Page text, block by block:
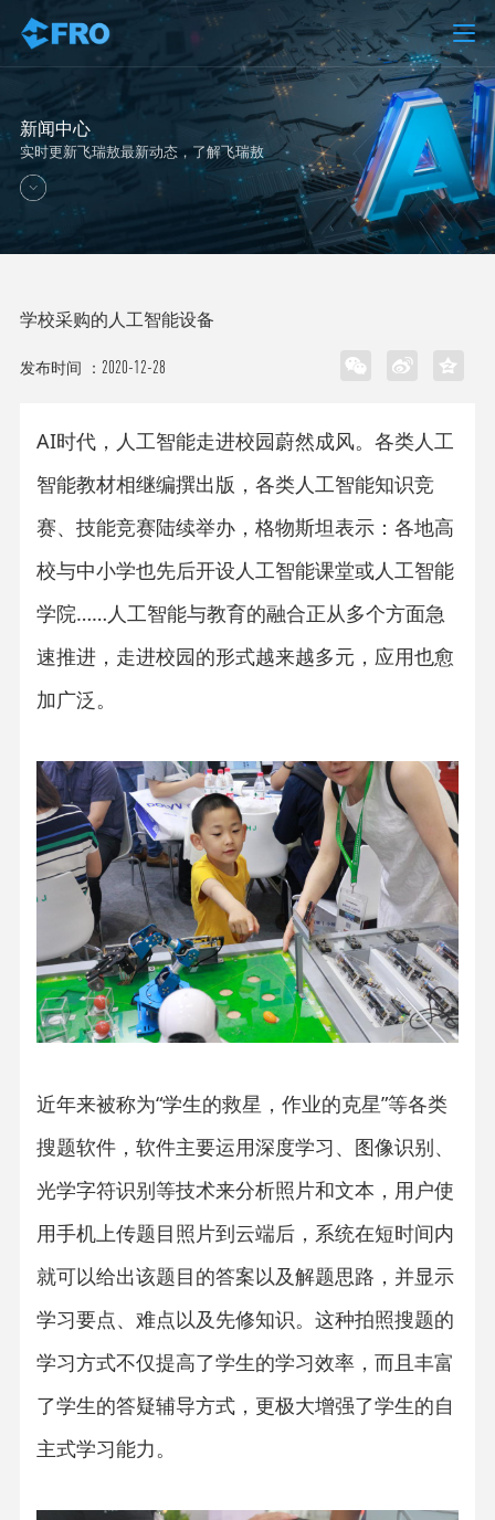
新闻中心
实时更新飞瑞敖最新动态，了解飞瑞敖
学校采购的人工智能设备
发布时间 ： 2020-12-28
AI时代，人工智能走进校园蔚然成风。各类人工
智能教材相继编撰出版，各类人工智能知识竞
赛、技能竞赛陆续举办，格物斯坦表示：各地高
校与中小学也先后开设人工智能课堂或人工智能
学院……人工智能与教育的融合正从多个方面急
速推进，走进校园的形式越来越多元，应用也愈
加广泛。
近年来被称为“学生的救星，作业的克星”等各类
搜题软件，软件主要运用深度学习、图像识别、
光学字符识别等技术来分析照片和文本，用户使
用手机上传题目照片到云端后，系统在短时间内
就可以给出该题目的答案以及解题思路，并显示
学习要点、难点以及先修知识。这种拍照搜题的
学习方式不仅提高了学生的学习效率，而且丰富
了学生的答疑辅导方式，更极大增强了学生的自
主式学习能力。